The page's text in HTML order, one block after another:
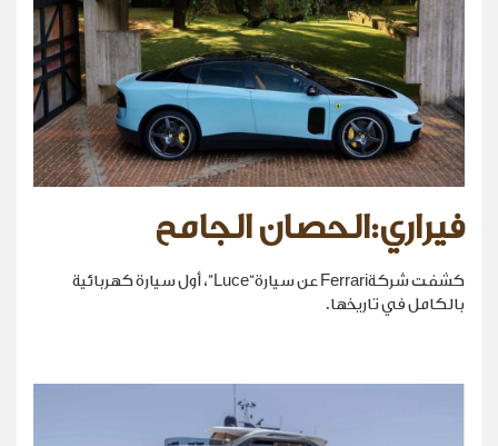
فيراري:الحصان الجامح
كشفت شركةFerrari عن سيارة“Luce”، أول سيارة كهربائية
بالكامل في تاريخها.